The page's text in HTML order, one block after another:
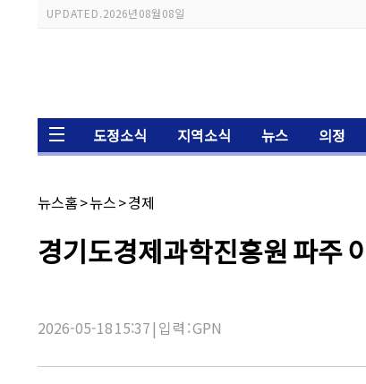
UPDATED.2026년 08월 08일
도정소식 지역소식 뉴스 의정
채
널
뉴스홈>뉴스>경제
기
사
경기도경제과학진흥원 파주
2026-05-18 15:37 | 입력 : GPN